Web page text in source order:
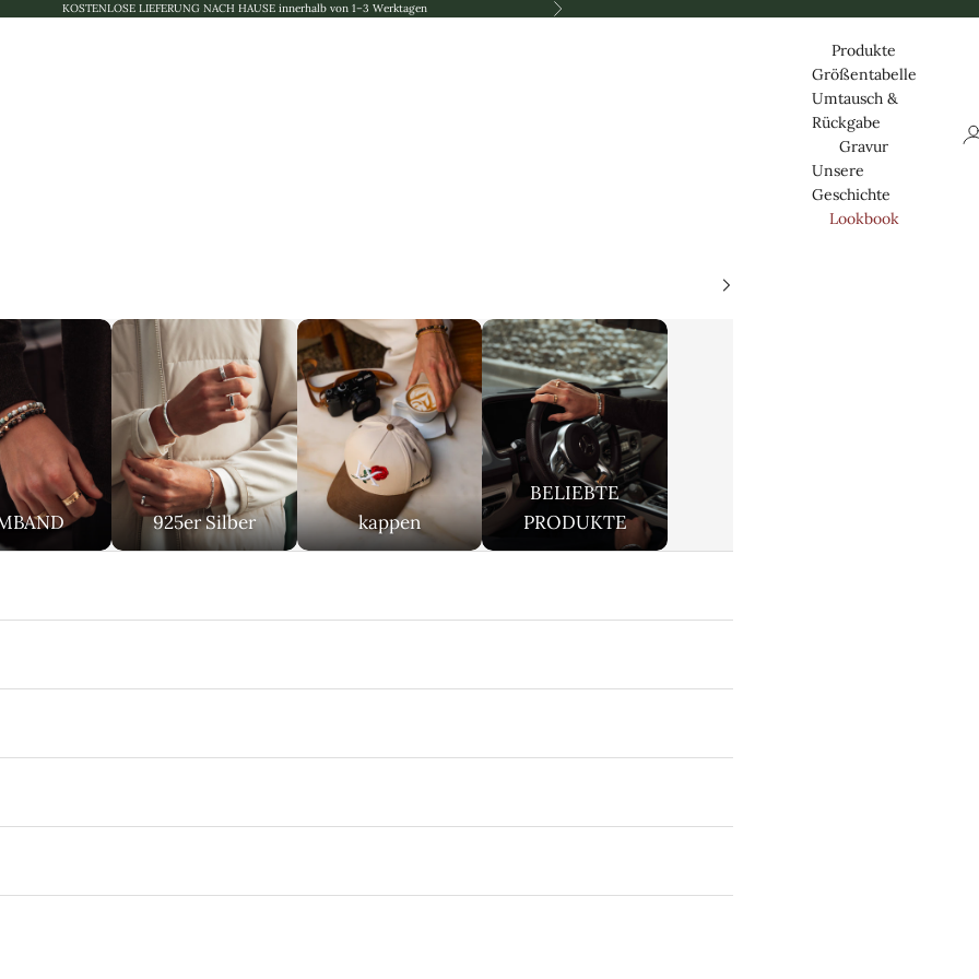
KOSTENLOSE LIEFERUNG NACH HAUSE innerhalb von 1–3 Werktagen Nästa
Produkte
Größentabelle
Umtausch &
Rückgabe
Gravur
Unsere
Geschichte
Lookbook
925er Silber kappen
BELIEBTE
PRODUKTE